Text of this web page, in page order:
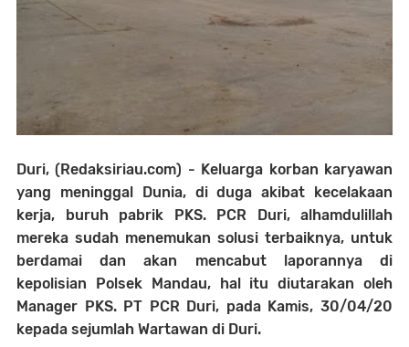
Duri, (Redaksiriau.com) - Keluarga korban karyawan
yang meninggal Dunia, di duga akibat kecelakaan
kerja, buruh pabrik PKS. PCR Duri, alhamdulillah
mereka sudah menemukan solusi terbaiknya, untuk
berdamai dan akan mencabut laporannya di
kepolisian Polsek Mandau, hal itu diutarakan oleh
Manager PKS. PT PCR Duri, pada Kamis, 30/04/20
kepada sejumlah Wartawan di Duri.